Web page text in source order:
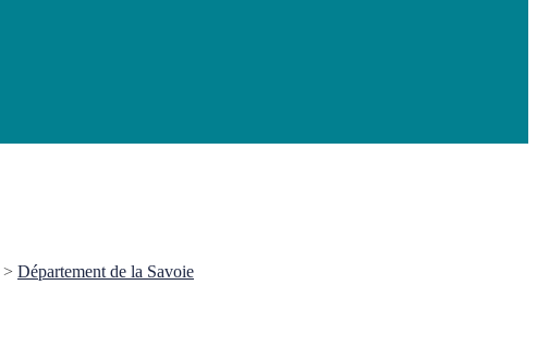
> Département de la Savoie